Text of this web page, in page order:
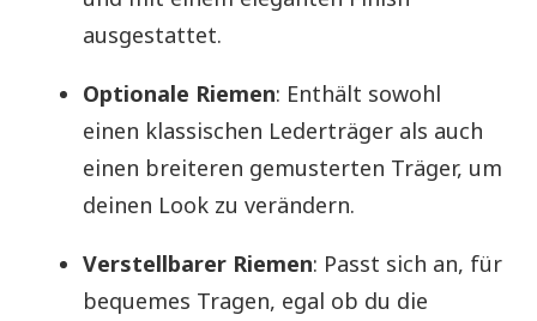
ausgestattet.
Optionale Riemen: Enthält sowohl
einen klassischen Lederträger als auch
einen breiteren gemusterten Träger, um
deinen Look zu verändern.
Verstellbarer Riemen: Passt sich an, für
bequemes Tragen, egal ob du die